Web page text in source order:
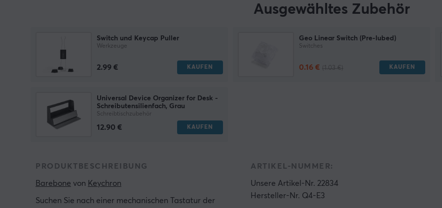
Ausgewähltes Zubehör
Switch und Keycap Puller
Werkzeuge
2.99 € KAUFEN
Geo Linear Switch (Pre-lubed)
Switches
0.16 € KAUFEN
Universal Device Organizer for Desk -
Schreibutensilienfach, Grau
Schreibtischzubehör
12.90 € KAUFEN
PRODUKTBESCHREIBUNG
Barebone von Keychron
Suchen Sie nach einer mechanischen Tastatur der
ARTIKEL-NUMMER:
Unsere Artikel-Nr. 22834
Hersteller-Nr. Q4-E3